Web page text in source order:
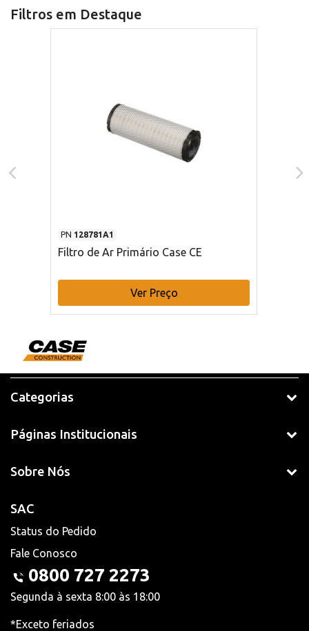
Filtros em Destaque
PN 128781A1
Filtro de Ar Primário Case CE
Ver Preço
Categorias
Páginas Institucionais
Sobre Nós
SAC
Status do Pedido
Fale Conosco
0800 727 2273
Segunda à sexta 8:00 às 18:00
*Exceto feriados